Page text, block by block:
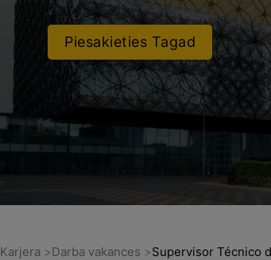
Piesakieties Tagad
Karjera Darba vakances Supervisor Técnico